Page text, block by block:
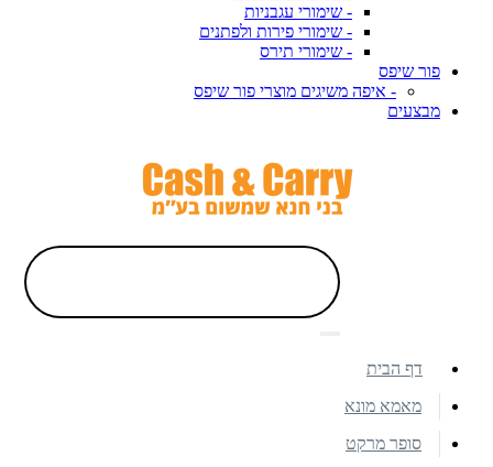
- שימורי עגבניות
- שימורי פירות ולפתנים
- שימורי תירס
פור שיפס
- איפה משיגים מוצרי פור שיפס
מבצעים
דף הבית
מאמא מונא
סופר מרקט